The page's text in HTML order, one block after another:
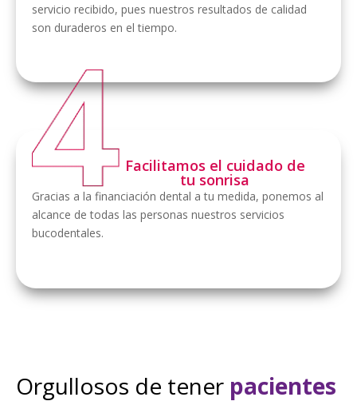
servicio recibido, pues nuestros resultados de calidad
son duraderos en el tiempo.
Facilitamos el cuidado de
tu sonrisa
Gracias a la financiación dental a tu medida, ponemos al
alcance de todas las personas nuestros servicios
bucodentales.
Orgullosos de tener pacientes